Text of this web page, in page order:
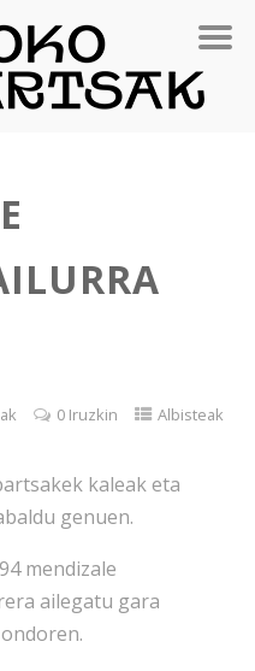
0 Iruzkin Albisteak
kaleak eta
genuen.
mendizale
ailegatu gara